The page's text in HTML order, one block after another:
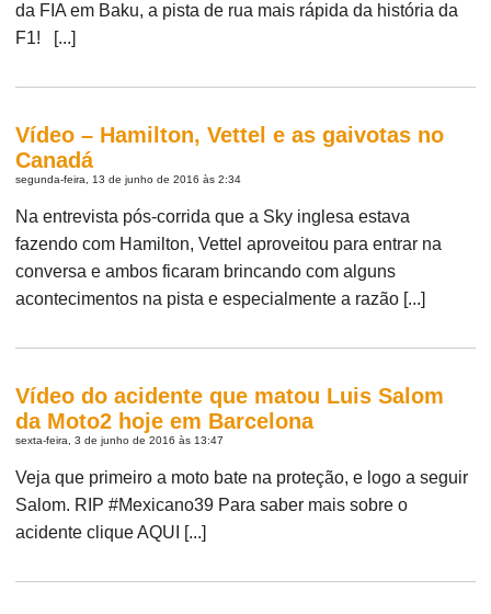
da FIA em Baku, a pista de rua mais rápida da história da
F1! [...]
Vídeo – Hamilton, Vettel e as gaivotas no
Canadá
segunda-feira, 13 de junho de 2016 às 2:34
Na entrevista pós-corrida que a Sky inglesa estava
fazendo com Hamilton, Vettel aproveitou para entrar na
conversa e ambos ficaram brincando com alguns
acontecimentos na pista e especialmente a razão [...]
Vídeo do acidente que matou Luis Salom
da Moto2 hoje em Barcelona
sexta-feira, 3 de junho de 2016 às 13:47
Veja que primeiro a moto bate na proteção, e logo a seguir
Salom. RIP #Mexicano39 Para saber mais sobre o
acidente clique AQUI [...]